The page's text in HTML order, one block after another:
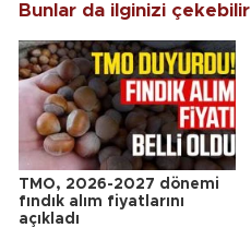
Bunlar da ilginizi çekebilir
TMO, 2026-2027 dönemi
fındık alım fiyatlarını
açıkladı